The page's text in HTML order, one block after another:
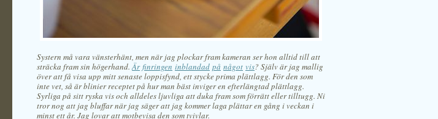
Systern må vara vänsterhänt, men när jag plockar fram kameran ser hon alltid till att
sträcka fram sin högerhand.Är finringen inblandad på något vis? Själv är jag mallig
över att få visa upp mitt senaste loppisfynd, ett stycke prima plättlagg. För den som
inte vet, så är blinier receptet på hur man bäst inviger en efterlängtad plättlagg.
Syrliga på sitt ryska vis och alldeles ljuvliga att duka fram som förrätt eller tilltugg. Ni
tror nog att jag bluffar när jag säger att jag kommer laga plättar en gång i veckan i
minst ett år. Jag lovar att motbevisa den som tvivlar.